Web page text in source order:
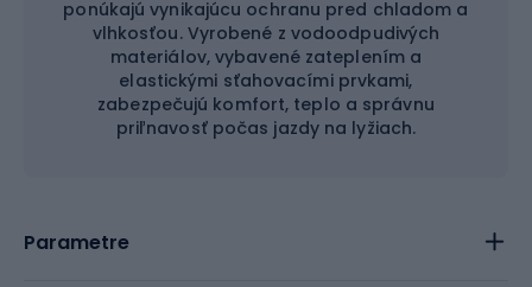
ponúkajú vynikajúcu ochranu pred chladom a
vlhkosťou. Vyrobené z vodoodpudivých
materiálov, vybavené zateplením a
elastickými sťahovacími prvkami,
zabezpečujú komfort, teplo a správnu
priľnavosť počas jazdy na lyžiach.
Parametre